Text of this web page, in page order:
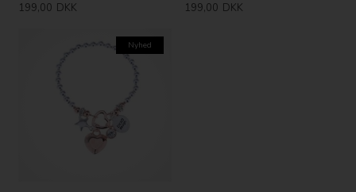
199,00 DKK
199,00 DKK
Nyhed